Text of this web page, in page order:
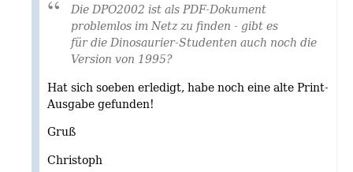
Die DPO2002 ist als PDF-Dokument
problemlos im Netz zu finden - gibt es
für die Dinosaurier-Studenten auch noch die
Version von 1995?
Hat sich soeben erledigt, habe noch eine alte Print-
Ausgabe gefunden!
Gruß
Christoph